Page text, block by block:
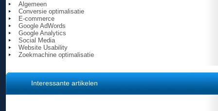
Algemeen
Conversie optimalisatie
E-commerce
Google AdWords
Google Analytics
Social Media
Website Usability
Zoekmachine optimalisatie
Interessante artikelen